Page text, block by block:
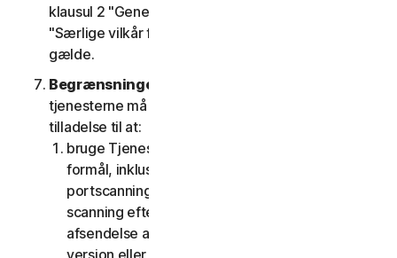
klausul 2 "Generelle tjenestevilkår", og klausul 4
"Særlige vilkår for visse tjenester", vil klausul 4
gælde.
Begrænsninger.
tjenesterne må du ikke, og du må ikke give andre
tilladelse til at:
bruge Tjenesterne til ulovlige eller bedrageriske
formål, inklusive men ikke begrænset til
portscanning, afsendelse af spam og phishing,
scanning efter åbne relæer eller åbne proxies,
afsendelse af uopfordret mail eller enhver
version eller type mail sendt i store mængder,